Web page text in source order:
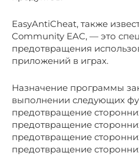
EasyAntiCheat, также
Community EAC, — это
предотвращения
приложений в играх.
Назначение программы
выполнении следующих
предотвращение
предотвращение
предотвращение
предотвращение